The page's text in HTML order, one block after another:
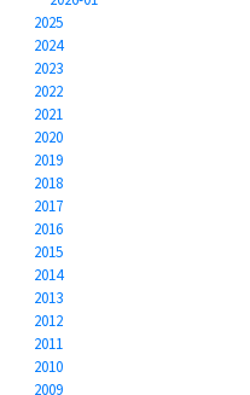
2025
2024
2023
2022
2021
2020
2019
2018
2017
2016
2015
2014
2013
2012
2011
2010
2009